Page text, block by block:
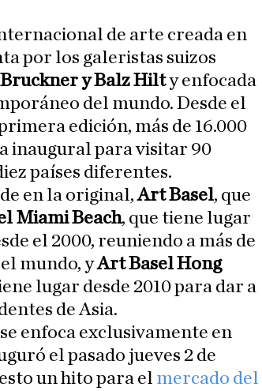
de arte creada en
por los galeristas suizos
y Balz Hilty enfocada
del mundo. Desde el
edición, más de 16.000
inaugural para visitar 90
países diferentes.
en la original,Art Basel, que
Miami Beach, que tiene lugar
el 2000, reuniendo a más de
mundo, yArt Basel Hong
lugar desde 2010 para dar a
de Asia.
enfoca exclusivamente en
el pasado jueves 2 de
un hito para el mercado del